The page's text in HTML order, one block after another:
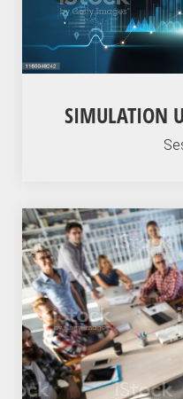
SIMULATION